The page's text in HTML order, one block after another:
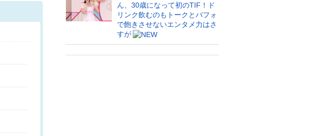
ん、30歳になって初のTIF！ド
リンク飲むのもトークとパフォ
で飽きさせないエンタメ力はさ
すが